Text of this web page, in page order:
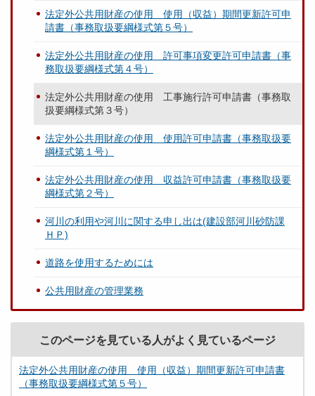
法定外公共用財産の使用 使用（収益）期間更新許可申
請書（事務取扱要綱様式第５号）
法定外公共用財産の使用 許可事項変更許可申請書（事
務取扱要綱様式第４号）
法定外公共用財産の使用 工事施行許可申請書（事務取
扱要綱様式第３号）
法定外公共用財産の使用 使用許可申請書（事務取扱要
綱様式第１号）
法定外公共用財産の使用 収益許可申請書（事務取扱要
綱様式第２号）
河川の利用や河川に関する申し出は(建設部河川砂防課
ＨＰ)
道路を使用するためには
公共用財産の管理業務
このページを見ている人がよく見ているページ
法定外公共用財産の使用 使用（収益）期間更新許可申請書
（事務取扱要綱様式第５号）